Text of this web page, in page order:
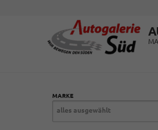
MARKE
alles ausgewählt